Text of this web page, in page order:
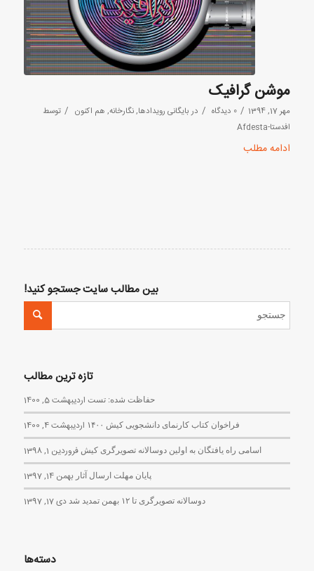
موشن گرافیک
مهر 17, 1394 / 0 دیدگاه / در بایگانی رویدادها,نگارخانه, هم اکنون / توسط
افدستا-Afdesta
ادامه مطلب
بین مطالب سایت جستجو کنید!
تازه ترین مطالب
حفاظت شده: تست اردیبهشت 5, 1400
فراخوان کتاب کارنمای دانشجویی کیش ۱۴۰۰ اردیبهشت 4, 1400
اسامی راه یافتگان به اولین دوسالانه تصویرگری کیش فروردین 1, 1398
پایان مهلت ارسال آثار بهمن 14, 1397
دوسالانه تصویرگری تا ۱۲ بهمن تمدید شد دی 17, 1397
دسته‌ها